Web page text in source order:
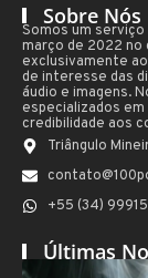
Sobre Nós
Somos um
março de 2022 no
exclusivamente
de interesse das
áudio e imagens.
especializados
credibilidade aos
Triângulo
+55 (34)
Últimas